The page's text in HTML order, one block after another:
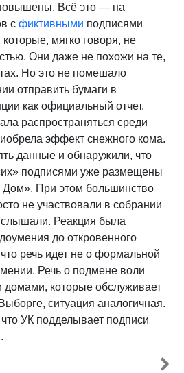
Всё это — на
с фиктивными подписями
мягко говоря, не
Они даже не похожи на те,
Но это не помешало
отправить бумаги в
как официальный отчет.
распространяться среди
эффект снежного кома.
данные и обнаружили, что
подписями уже размещены
Дом». При этом большинство
не участвовали в собрании
Реакция была
до откровенного
речь идет не о формальной
Речь о подмене воли
которые обслуживает
ситуация аналогичная.
УК подделывает подписи